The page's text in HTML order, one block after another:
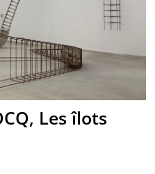
Les îlots